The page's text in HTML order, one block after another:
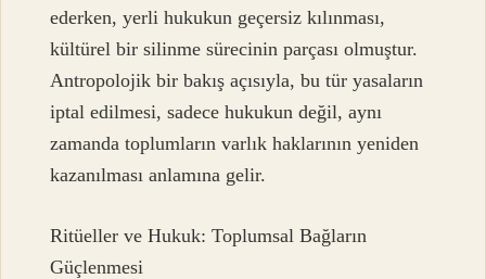
ederken, yerli hukukun geçersiz kılınması,
kültürel bir silinme sürecinin parçası olmuştur.
Antropolojik bir bakış açısıyla, bu tür yasaların
iptal edilmesi, sadece hukukun değil, aynı
zamanda toplumların varlık haklarının yeniden
kazanılması anlamına gelir.
Ritüeller ve Hukuk: Toplumsal Bağların
Güçlenmesi